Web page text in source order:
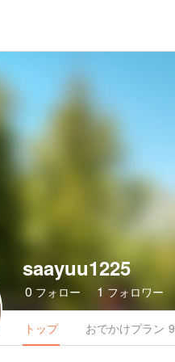
saayuu1225
0 フォロー 1 フォロワー
トップ おでかけプラン 9